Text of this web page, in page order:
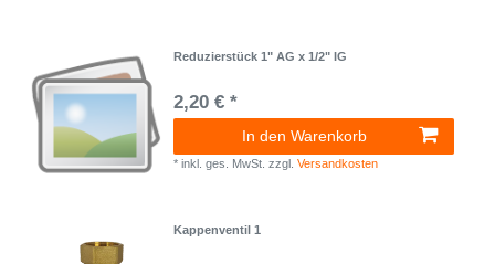
Reduzierstück 1" AG x 1/2" IG
2,20 € *
In den Warenkorb
*inkl. ges. MwSt. zzgl.Versandkosten
Kappenventil 1